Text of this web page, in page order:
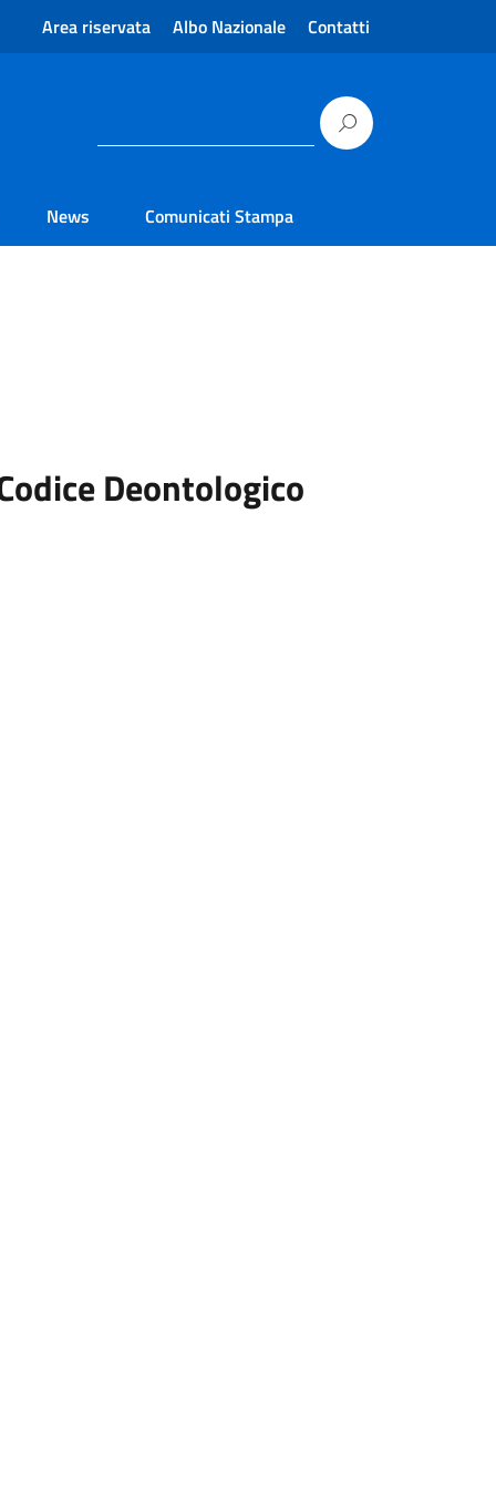
Area riservata Albo Nazionale Contatti
News Comunicati Stampa
Deontologico